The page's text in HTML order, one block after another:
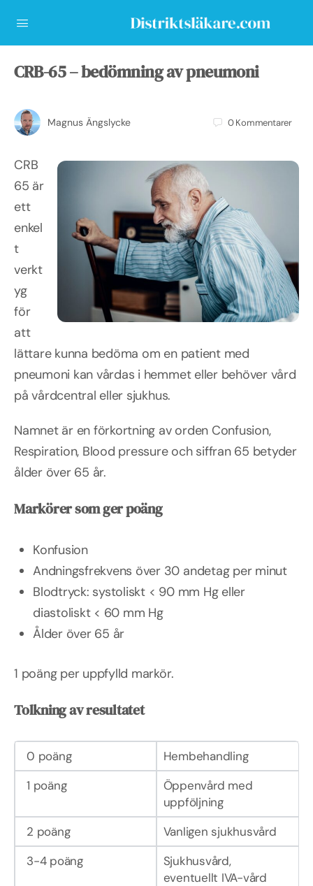
CRB-65 – bedömning av pneumoni
Magnus Ängslycke 0Kommentarer
CRB
65 är
ett
enkel
t
verkt
yg
för
att
lättare kunna bedöma om en patient med
pneumoni kan vårdas i hemmet eller behöver vård
på vårdcentral eller sjukhus.
Namnet är en förkortning av orden Confusion,
Respiration, Blood pressure och siffran 65 betyder
ålder över 65 år.
Markörer som ger poäng
Konfusion
Andningsfrekvens över 30 andetag per minut
Blodtryck: systoliskt < 90 mm Hg eller
diastoliskt < 60 mm Hg
Ålder över 65 år
1 poäng per uppfylld markör.
Tolkning av resultatet
0 poäng
Hembehandling
1 poäng
Öppenvård med
uppföljning
2 poäng
Vanligen sjukhusvård
3-4 poäng
Sjukhusvård,
eventuellt IVA-vård